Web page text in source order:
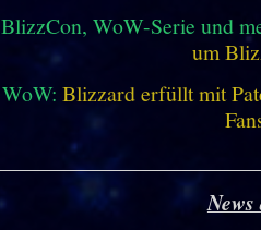
BlizzCon, WoW-Serie und
um
WoW: Blizzard erfüllt mit